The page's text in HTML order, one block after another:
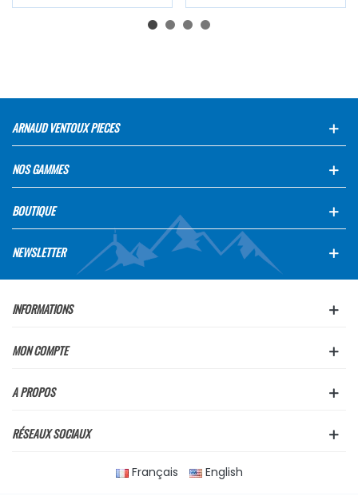
ARNAUD VENTOUX PIECES
NOS GAMMES
BOUTIQUE
NEWSLETTER
INFORMATIONS
MON COMPTE
A PROPOS
RÉSEAUX SOCIAUX
Français English